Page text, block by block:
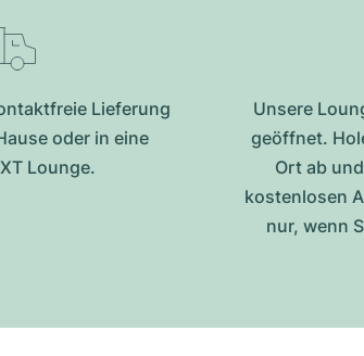
Lieferung
oder in eine
Lounge.
Unsere
geöffnet.
Ort ab
kostenlosen
nur, wenn